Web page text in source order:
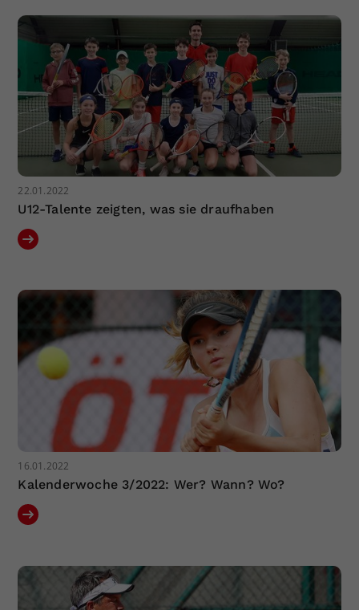
22.01.2022
U12-Talente zeigten, was sie draufhaben
16.01.2022
Kalenderwoche 3/2022: Wer? Wann? Wo?
Zweck
Dieser Wert speichert Ihre Consent-
Einstellungen. Unter anderem eine
zufällig generierte ID, für die
historische Speicherung Ihrer
vorgenommen Einstellungen, falls der
Webseiten-Betreiber dies eingestellt
hat.